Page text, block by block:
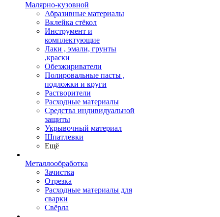
Малярно-кузовной
Абразивные материалы
Вклейка стёкол
Инструмент и
комплектующие
Лаки , эмали, грунты
,краски
Обезжириватели
Полировальные пасты ,
подложки и круги
Растворители
Расходные материалы
Средства индивидуальной
защиты
Укрывочный материал
Шпатлевки
Ещё
Металлообработка
Зачистка
Отрезка
Расходные материалы для
сварки
Свёрла